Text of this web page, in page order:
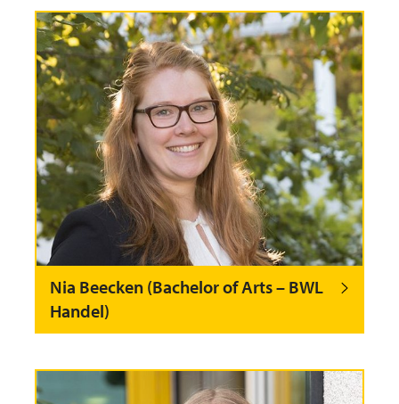
Nia Beecken (Bachelor of Arts – BWL
Handel)